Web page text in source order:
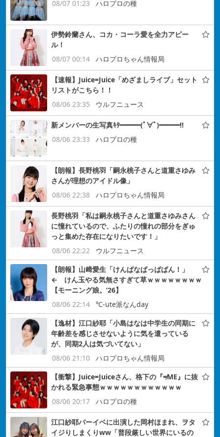
08/07 01:23 ハロプロの種
伊勢鈴蘭さん、コカ・コーラ愛を全力アピー
ル！
08/07 00:14
ハロプロちゃん情報局
【速報】Juice=Juice「めざましライブ」セット
リストがこちら！！
08/06 23:35
ウルフニュース
新メンバーの生写真ｷﾀ━━━(ﾟ∀ﾟ)━━━!!
08/06 23:33
ハロプロの種
【朗報】長野桃羽「嗣永桃子さんと道重さゆみ
さんが理想のアイドル像」
08/06 22:38
ハロプロちゃん情報局
長野桃羽「私は嗣永桃子さんと道重さゆみさん
に憧れているので、ふたりの憧れの部分をぎゅ
っと集めた存在になりたいです！」
08/06 22:22
ウルフニュース
【朗報】山﨑愛生「けんぱなぱっぱぱん！」
← けん玉やる気無さすぎて草ｗｗｗｗｗｗｗｗ
【モーニング娘。’26】
08/06 22:14
℃-ute派なんday
【逸材】江口紗耶「小島はなは中学生の同期に
年齢差を感じさせないように気を遣っている
が、同期2人は気づいてない」
08/06 21:10
ハロプロちゃん情報局
【衝撃】Juice=Juiceさん、格下の『≠ME』に抜
かれる緊急事態ｗｗｗｗｗｗｗｗｗｗｗｗ
08/06 20:17
ハロプロの種
江口紗耶バーイベに出演した岡村ほまれ、ヲタ
イジりしまくりww「普段厳しい世界にいるの